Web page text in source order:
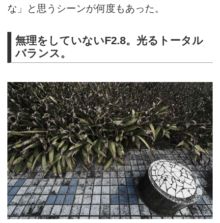
な」と思うシーンが何度もあった。
無理をしていないF2.8。光るトータル
バランス。